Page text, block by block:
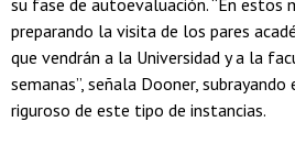
su fase de autoevaluación. “En estos
preparando la visita de los pares
que vendrán a la Universidad y a la
semanas”, señala Dooner,
riguroso de este tipo de instancias.